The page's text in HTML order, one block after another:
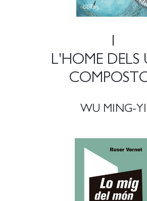
L'HOME DELS
WU MING-YI